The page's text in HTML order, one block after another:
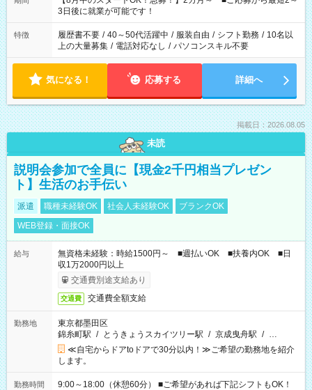
ね。 ※Wワーク希望の方へ 今ご覧のお仕事で希望する勤務時間
と、もう1つのお仕事の勤務時間。 合計で週40時間を超える場
合は応募できません。
3日後に就業が可能です！
特徴 履歴書不要 / 40～50代活躍中 / 服装自由 / シフト勤務 / 10名以
上の大量募集 / 電話対応なし / パソコンスキル不要
気になる！ 応募する 詳細へ
掲載日：2026.08.05
未読
説明会参加で全員に【現金2千円相当プレゼン
ト】生活のお手伝い
派遣 職種未経験OK 社会人未経験OK
ブランクOK
WEB登録・面接OK
給与
無資格未経験：時給1500円～ ■週払いOK ■扶養内OK ■日
収1万2000円以上
交通費別途支給あり
交通費 交通費全額支給
勤務地
東京都墨田区
錦糸町駅 / とうきょうスカイツリー駅 / 京成曳舟駅 / …
≪自宅からドアtoドアで30分以内！≫ご希望の勤務地を紹介
します。
勤務時間
9:00～18:00（休憩60分） ■ご希望があれば下記シフトもOK！